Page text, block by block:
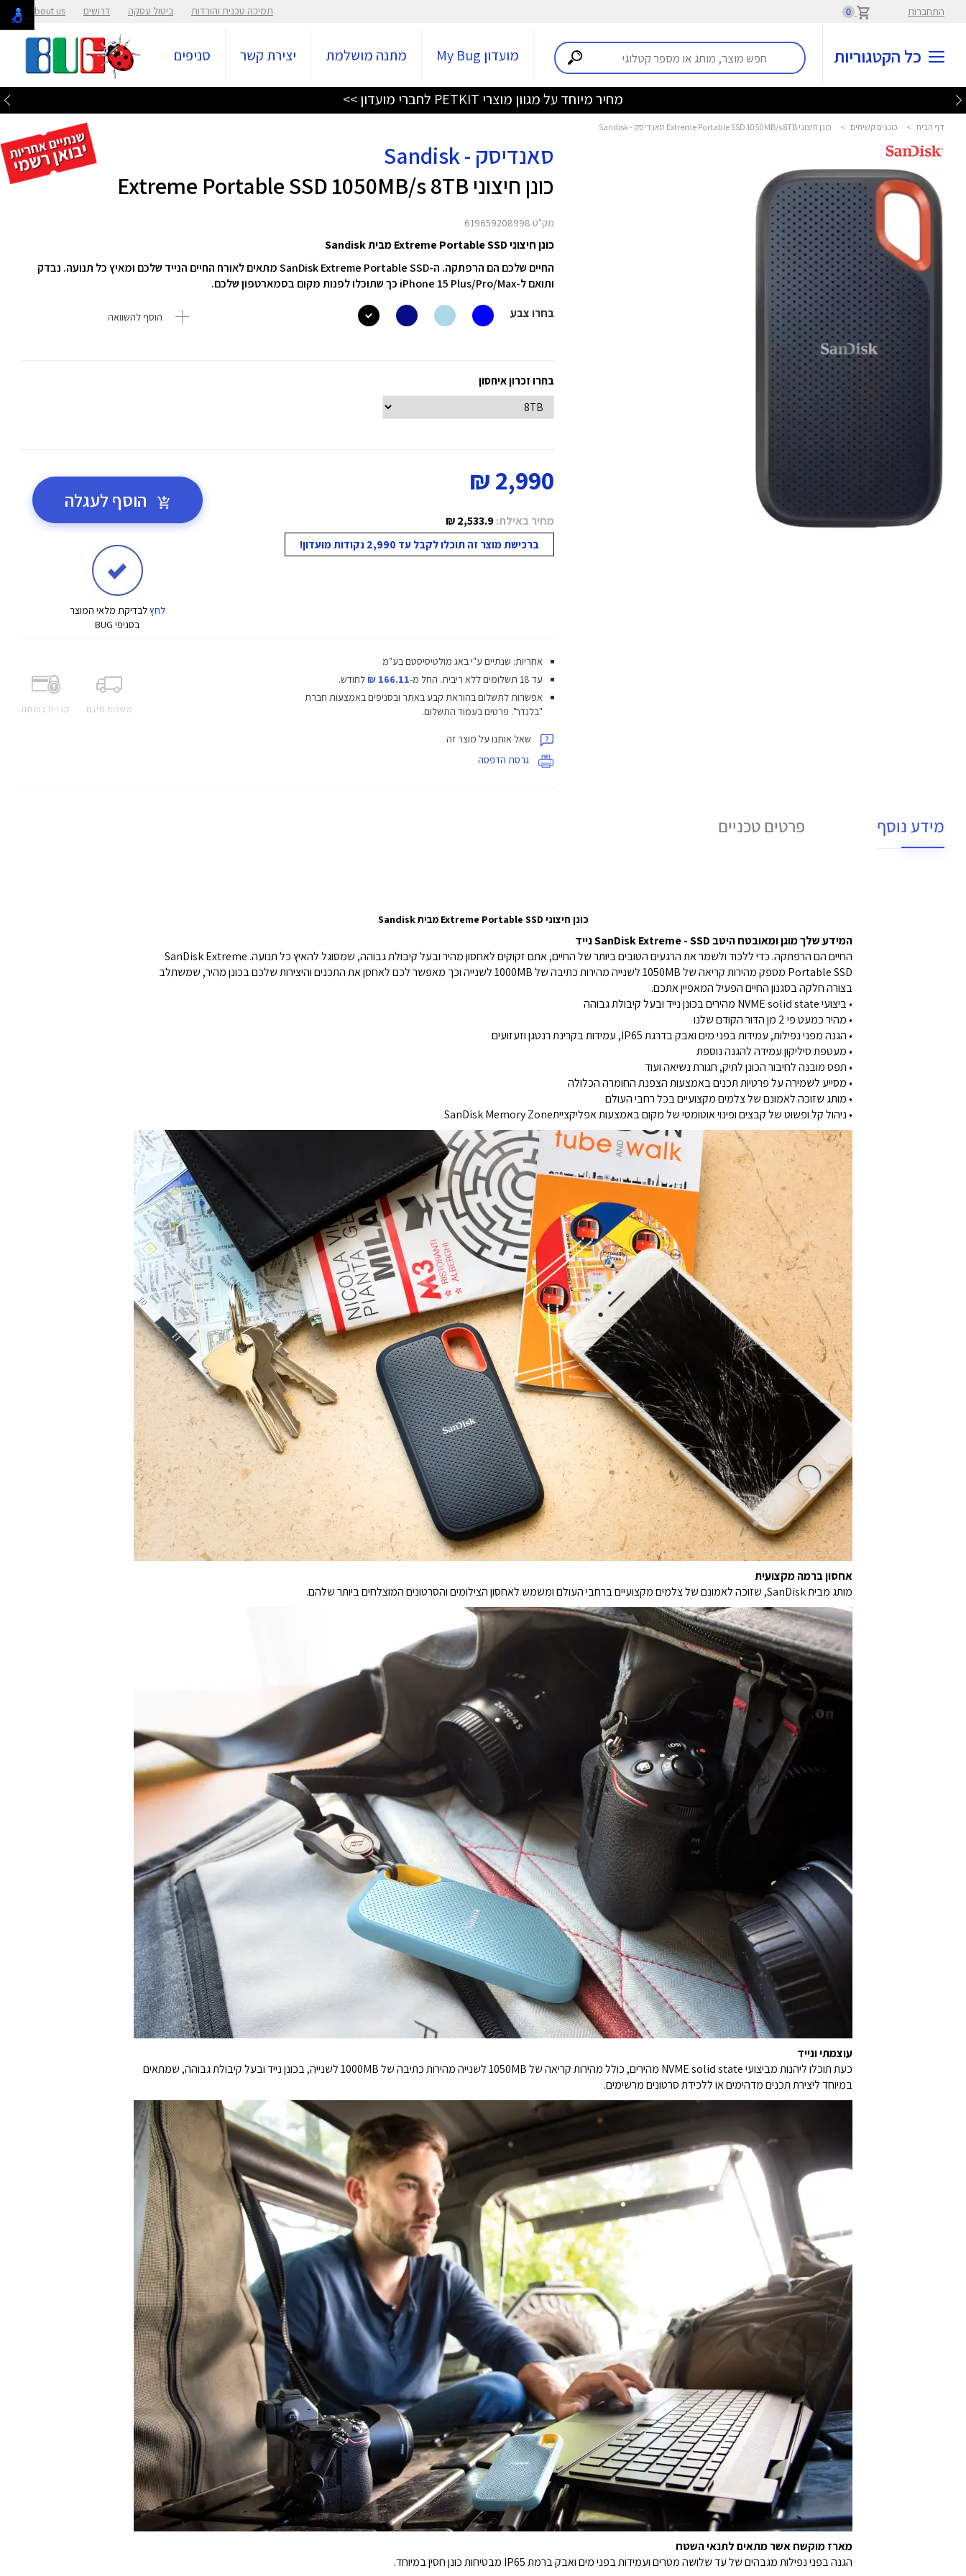
התחברות 0 תמיכה טכנית והורדות ביטול עסקה דרושים About us
כל הקטגוריות מועדון My Bug מתנה מושלמת יצירת קשר סניפים
מחיר מיוחד על מגוון מוצרי PETKIT לחברי מועדון >>
דף הבית > כוננים קשיחים > כונן חיצוני Extreme Portable SSD 1050MB/s 8TB סאנדיסק - Sandisk
סאנדיסק - Sandisk
כונן חיצוני Extreme Portable SSD 1050MB/s 8TB
מק"ט 619659208998
כונן חיצוני Extreme Portable SSD מבית Sandisk
החיים שלכם הם הרפתקה. ה-SanDisk Extreme Portable SSD מתאים לאורח החיים הנייד שלכם ומאיץ כל תנועה. נבדק
ותואם ל-iPhone 15 Plus/Pro/Max כך שתוכלו לפנות מקום בסמארטפון שלכם.
בחרו צבע
הוסף להשוואה
בחרו זכרון איחסון
2,990 ₪
מחיר באילת:2,533.9 ₪
ברכישת מוצר זה תוכלו לקבל עד 2,990 נקודות מועדון!
הוסף לעגלה
לחץלבדיקת מלאי המוצר
בסניפי BUG
משלוח חינם קנייה בטוחה
אחריות: שנתיים ע"י באג מולטיסיסטם בע"מ
עד 18 תשלומים ללא ריבית.
החל מ-166.11 ₪
לחודש.
אפשרות לתשלום בהוראת קבע באתר ובסניפים באמצעות חברת
"בלנדר". פרטים בעמוד התשלום.
שאל אותנו על מוצר זה
גרסת הדפסה
מידע נוסף פרטים טכניים
כונן חיצוני Extreme Portable SSD מבית Sandisk
המידע שלך מוגן ומאובטח היטב SanDisk Extreme - SSD נייד
החיים הם הרפתקה. כדי ללכוד ולשמר את הרגעים הטובים ביותר של החיים, אתם זקוקים לאחסון מהיר ובעל קיבולת גבוהה, שמסוגל להאיץ כל תנועה. SanDisk Extreme
Portable SSD מספק מהירות קריאה של 1050MB לשנייה מהירות כתיבה של 1000MB לשנייה וכך מאפשר לכם לאחסן את התכנים והיצירות שלכם בכונן מהיר, שמשתלב
בצורה חלקה בסגנון החיים הפעיל המאפיין אתכם.
• ביצועי NVME solid state מהירים בכונן נייד ובעל קיבולת גבוהה
• מהיר כמעט פי 2 מן הדור הקודם שלנו
• הגנה מפני נפילות, עמידות בפני מים ואבק בדרגת IP65, עמידות בקרינת רנטגן וזעזועים
• מעטפת סיליקון עמידה להגנה נוספת
• תפס מובנה לחיבור הכונן לתיק, חגורת נשיאה ועוד
• מסייע לשמירה על פרטיות תכנים באמצעות הצפנת החומרה הכלולה
• מותג שזוכה לאמונם של צלמים מקצועיים בכל רחבי העולם
• ניהול קל ופשוט של קבצים ופינוי אוטומטי של מקום באמצעות אפליקצייתSanDisk Memory Zone
אחסון ברמה מקצועית
מותג מבית SanDisk, שזוכה לאמונם של צלמים מקצועיים ברחבי העולם ומשמש לאחסון הצילומים והסרטונים המוצלחים ביותר שלהם.
עוצמתי ונייד
כעת תוכלו ליהנות מביצועי NVME solid state מהירים, כולל מהירות קריאה של 1050MB לשנייה מהירות כתיבה של 1000MB לשנייה, בכונן נייד ובעל קיבולת גבוהה, שמתאים
במיוחד ליצירת תכנים מדהימים או ללכידת סרטונים מרשימים.
מארז מוקשח אשר מתאים לתנאי השטח
הגנה בפני נפילות מגבהים של עד שלושה מטרים ועמידות בפני מים ואבק ברמת IP65 מבטיחות כונן חסין במיוחד.